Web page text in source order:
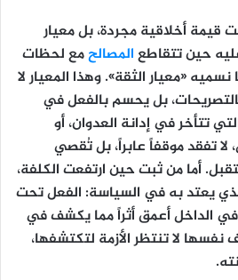
أخلاقية مجردة، بل معيار
حين تتقاطعالمصالحمع لحظات
«معيار الثقة». وهذا المعيار لا
بل يحسم بالفعل في
تتأخر في إدانة العدوان، أو
تفقد موقفاً عابراً، بل تُقصي
أما من ثبت حين ارتفعت الكلفة،
يعتد به في السياسة: الفعل تحت
الداخل أعمق أثراً مما يكشف في
نفسها لا تنتظر الأزمة لتكتشفها،